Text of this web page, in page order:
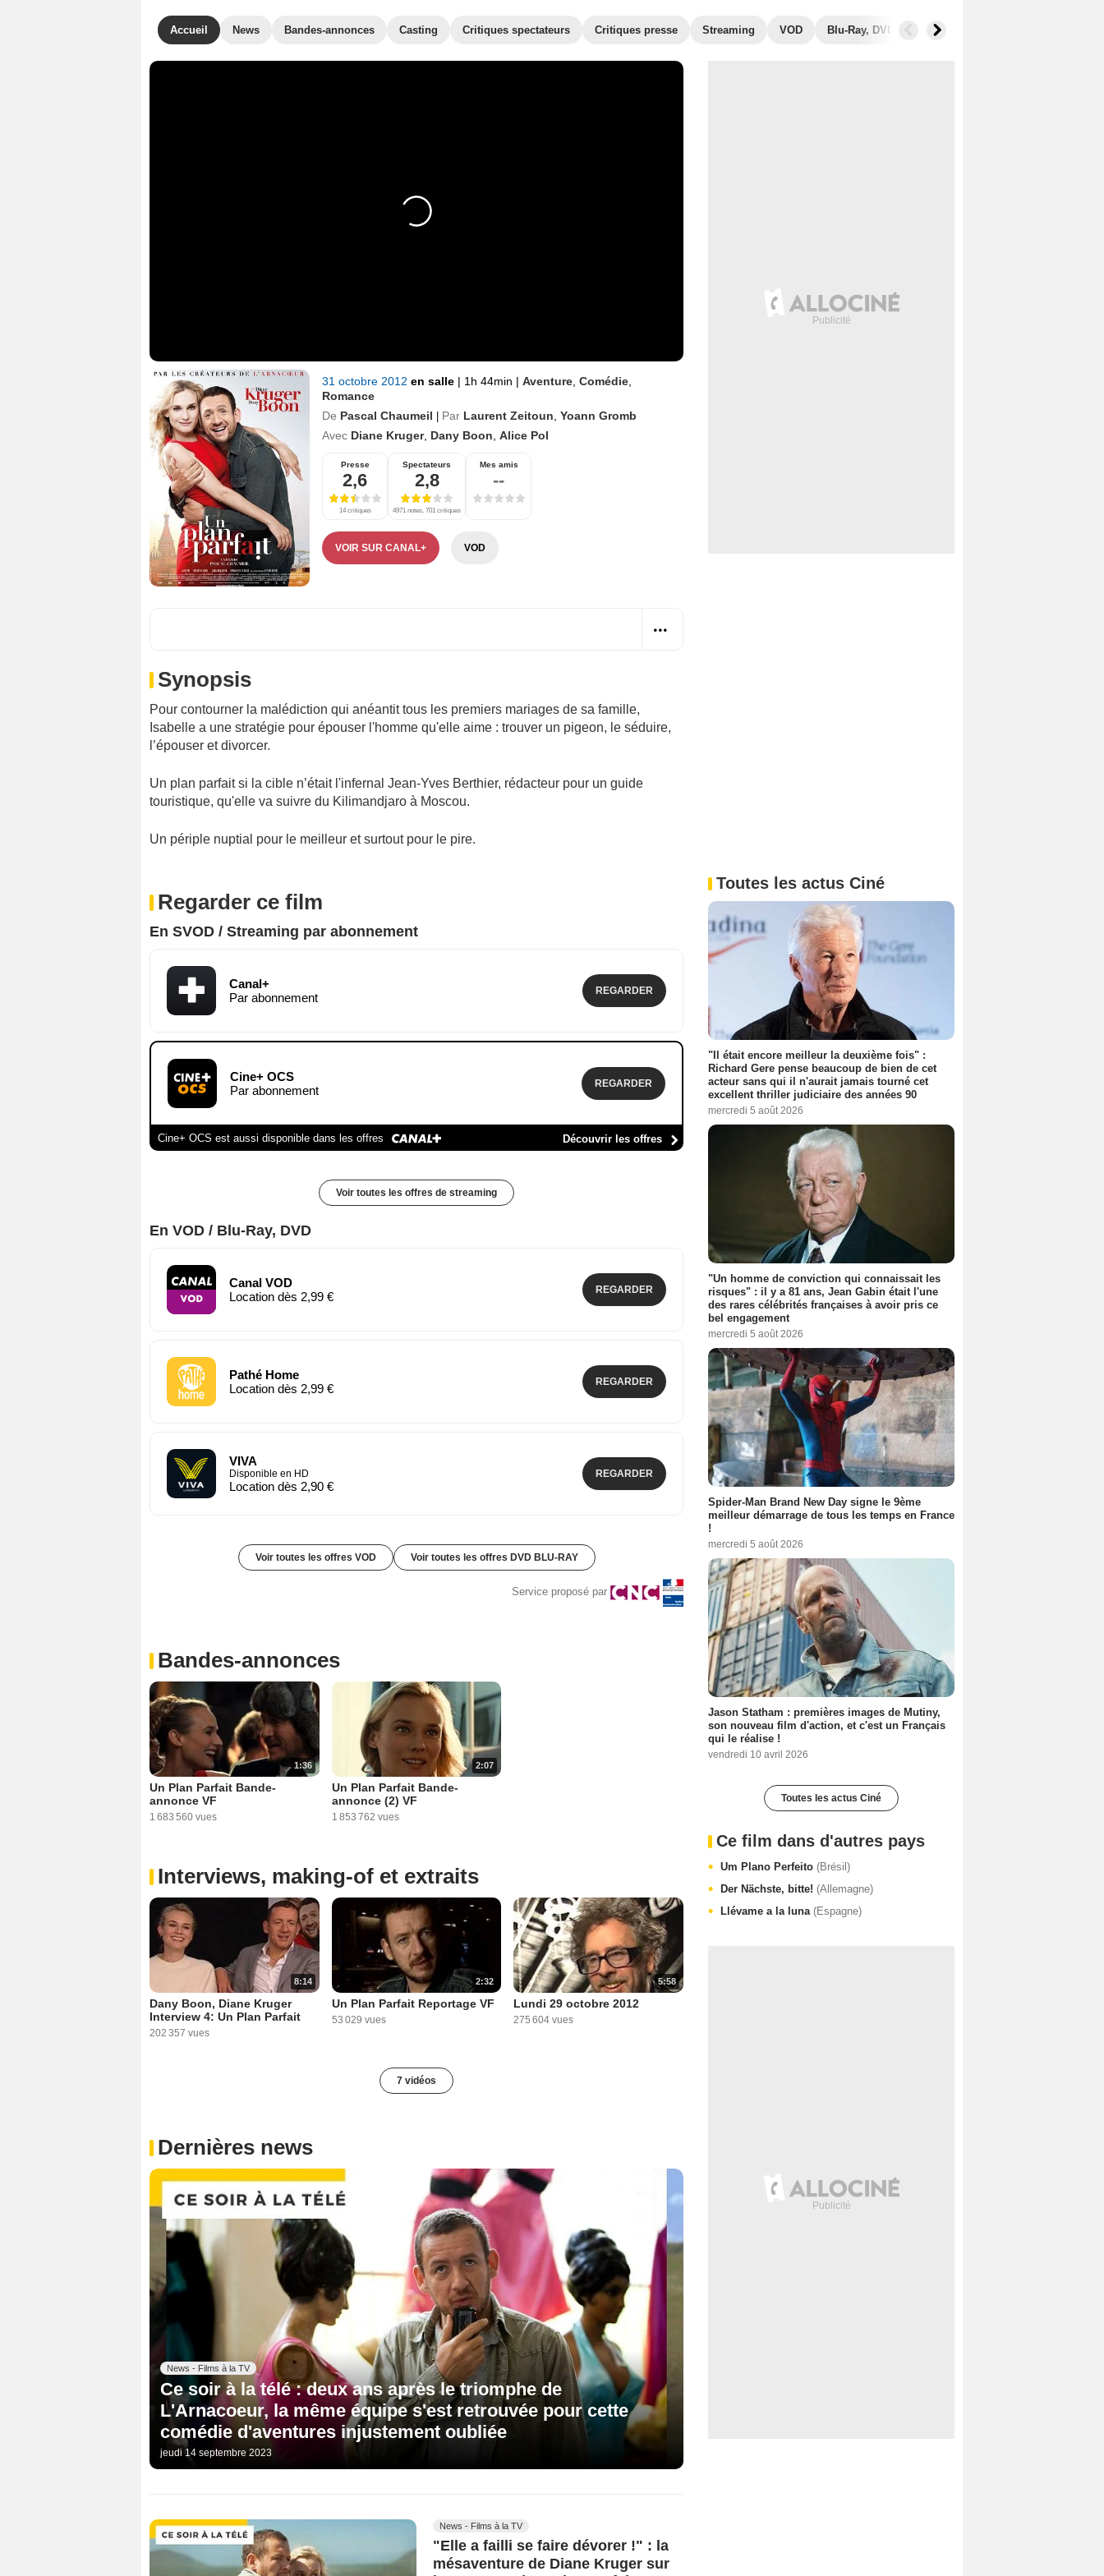
Accueil News Bandes-annonces Casting Critiques spectateurs Critiques presse Streaming VOD Blu-Ray, DVD Photos
31 octobre 2012 en salle | 1h 44min | Aventure Comédie
Romance
De Pascal Chaumeil | Par Laurent Zeitoun Yoann Gromb
Avec Diane Kruger, Dany Boon Alice Pol
Presse
2,6
14 critiques
Spectateurs
2,8
4971 notes, 701 critiques
Mes amis
--
VOIR SUR CANAL+ VOD
Synopsis
Pour contourner la malédiction qui anéantit tous les premiers mariages de sa famille,
Isabelle a une stratégie pour épouser l'homme qu'elle aime : trouver un pigeon, le séduire,
l’épouser et divorcer.
Un plan parfait si la cible n’était l'infernal Jean-Yves Berthier, rédacteur pour un guide
touristique, qu'elle va suivre du Kilimandjaro à Moscou.
Un périple nuptial pour le meilleur et surtout pour le pire.
Regarder ce film
En SVOD / Streaming par abonnement
Canal+
Par abonnement
REGARDER
Cine+ OCS
Par abonnement
REGARDER
Cine+ OCS est aussi disponible dans les offres Découvrir les offres
Voir toutes les offres de streaming
En VOD / Blu-Ray, DVD
Canal VOD
Location dès 2,99 €
REGARDER
Pathé Home
Location dès 2,99 €
REGARDER
VIVA
Disponible en HD
Location dès 2,90 €
REGARDER
Voir toutes les offres VOD Voir toutes les offres DVD BLU-RAY
Service proposé par
Bandes-annonces
1:36
Un Plan Parfait Bande-
annonce VF
1 683 560 vues
2:07
Un Plan Parfait Bande-
annonce (2) VF
1 853 762 vues
Interviews, making-of et extraits
8:14
Dany Boon, Diane Kruger
Interview 4: Un Plan Parfait
202 357 vues
2:32
Un Plan Parfait Reportage VF
53 029 vues
5:58
Lundi 29 octobre 2012
275 604 vues
7 vidéos
Dernières news
News - Films à la TV
Ce soir à la télé : deux ans après le triomphe de
L'Arnacoeur, la même équipe s'est retrouvée pour cette
comédie d'aventures injustement oubliée
jeudi 14 septembre 2023
News - Films à la TV
"Elle a failli se faire dévorer !" : la
mésaventure de Diane Kruger sur
Toutes les actus Ciné
"Il était encore meilleur la deuxième fois" :
Richard Gere pense beaucoup de bien de cet
acteur sans qui il n'aurait jamais tourné cet
excellent thriller judiciaire des années 90
mercredi 5 août 2026
"Un homme de conviction qui connaissait les
risques" : il y a 81 ans, Jean Gabin était l'une
des rares célébrités françaises à avoir pris ce
bel engagement
mercredi 5 août 2026
Spider-Man Brand New Day signe le 9ème
meilleur démarrage de tous les temps en France
!
mercredi 5 août 2026
Jason Statham : premières images de Mutiny,
son nouveau film d'action, et c'est un Français
qui le réalise !
vendredi 10 avril 2026
Toutes les actus Ciné
Ce film dans d'autres pays
Um Plano Perfeito (Brésil)
Der Nächste, bitte! (Allemagne)
Llévame a la luna (Espagne)